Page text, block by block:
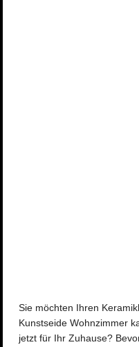
Sie möchten Ihren
Kunstseide Wohnzimmer
jetzt für Ihr Zuhause?